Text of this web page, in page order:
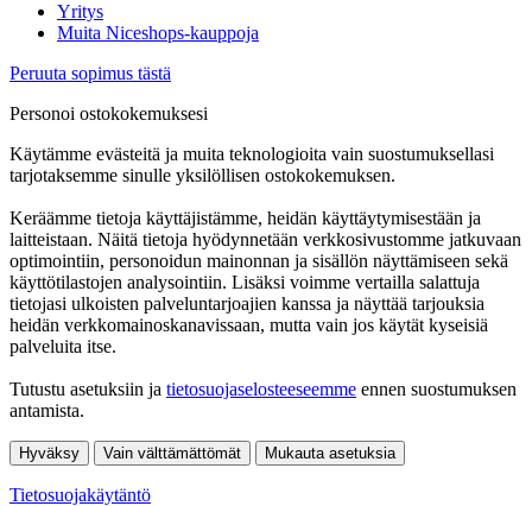
Yritys
Muita Niceshops-kauppoja
Peruuta sopimus tästä
Personoi ostokokemuksesi
Käytämme evästeitä ja muita teknologioita vain suostumuksellasi
tarjotaksemme sinulle yksilöllisen ostokokemuksen.
Keräämme tietoja käyttäjistämme, heidän käyttäytymisestään ja
laitteistaan. Näitä tietoja hyödynnetään verkkosivustomme jatkuvaan
optimointiin, personoidun mainonnan ja sisällön näyttämiseen sekä
käyttötilastojen analysointiin. Lisäksi voimme vertailla salattuja
tietojasi ulkoisten palveluntarjoajien kanssa ja näyttää tarjouksia
heidän verkkomainoskanavissaan, mutta vain jos käytät kyseisiä
palveluita itse.
Tutustu asetuksiin ja tietosuojaselosteeseemme ennen suostumuksen
antamista.
Hyväksy Vain välttämättömät Mukauta asetuksia
Tietosuojakäytäntö